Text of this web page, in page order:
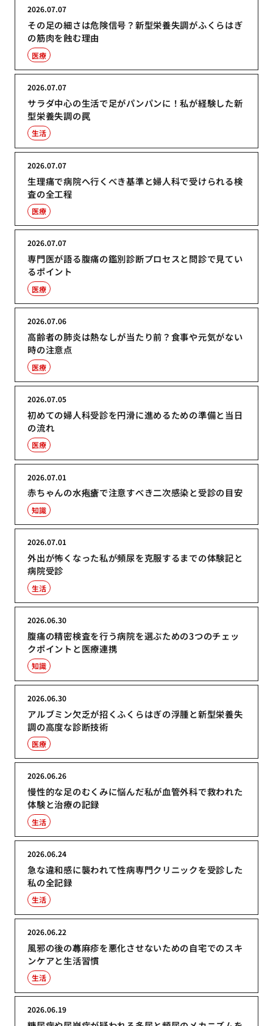
その足の細さは危険信号？新型栄養失調がふくらはぎ
の筋肉を蝕む理由
2026.07.07
医療
サラダ中心の生活で足がパンパンに！私が経験した新
型栄養失調の罠
2026.07.07
生活
生理痛で病院へ行くべき基準と婦人科で受けられる検
査の全工程
2026.07.07
医療
専門医が語る腹痛の鑑別診断プロセスと問診で見てい
るポイント
2026.07.07
医療
高齢者の肺炎は熱なしが当たり前？食事や元気がない
時の注意点
2026.07.06
医療
初めての婦人科受診を円滑に進めるための準備と当日
の流れ
2026.07.05
医療
赤ちゃんの水疱瘡で注意すべき二次感染と受診の目安
2026.07.01
知識
外出が怖くなった私が頻尿を克服するまでの体験記と
病院受診
2026.07.01
生活
腹痛の精密検査を行う病院を選ぶための3つのチェッ
クポイントと医療連携
2026.06.30
知識
アルブミン欠乏が招くふくらはぎの浮腫と新型栄養失
調の高度な診断技術
2026.06.30
医療
慢性的な足のむくみに悩んだ私が血管外科で救われた
体験と治療の記録
2026.06.26
生活
急な違和感に襲われて性病専門クリニックを受診した
私の全記録
2026.06.24
生活
風邪の後の蕁麻疹を悪化させないための自宅でのスキ
ンケアと生活習慣
2026.06.22
生活
2026.06.19